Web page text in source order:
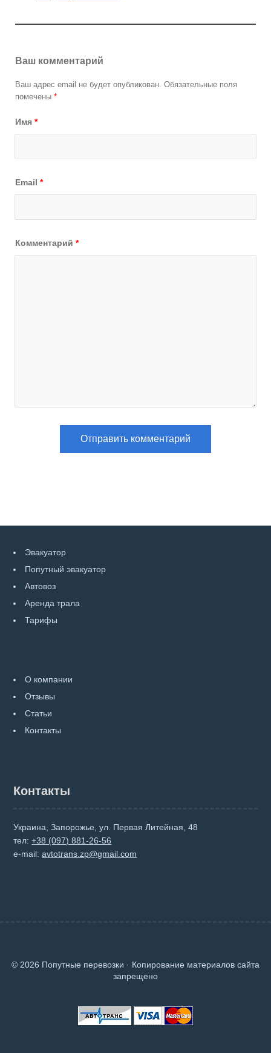
Ваш комментарий
Ваш адрес email не будет опубликован. Обязательные поля
помечены *
Имя *
Email *
Комментарий *
Эвакуатор
Попутный эвакуатор
Автовоз
Аренда трала
Тарифы
О компании
Отзывы
Статьи
Контакты
Контакты
Украина, Запорожье, ул. Первая Литейная, 48
тел:+38 (097) 881-26-56
e-mail:avtotrans.zp@gmail.com
© 2026 Попутные перевозки · Копирование материалов сайта
запрещено